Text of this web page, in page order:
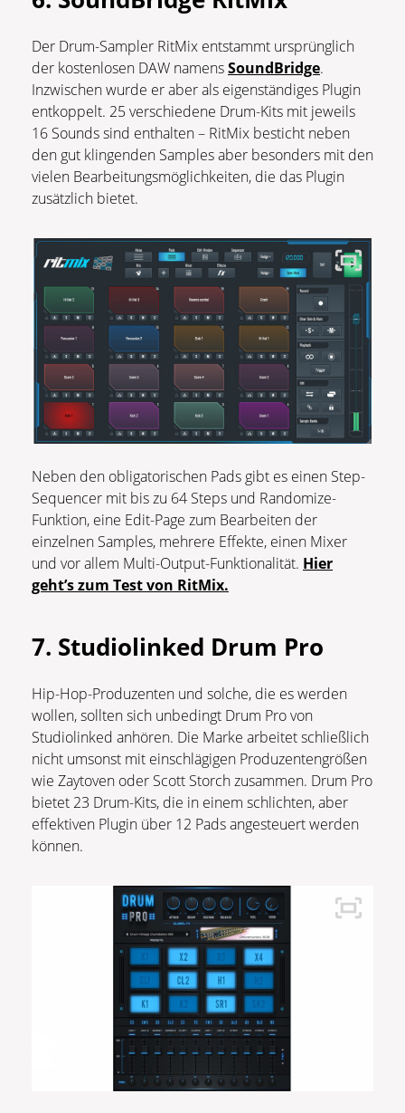
Der Drum-Sampler RitMix entstammt ursprünglich
der kostenlosen DAW namensSoundBridge.
Inzwischen wurde er aber als eigenständiges Plugin
entkoppelt. 25 verschiedene Drum-Kits mit jeweils
16 Sounds sind enthalten – RitMix besticht neben
den gut klingenden Samples aber besonders mit den
vielen Bearbeitungsmöglichkeiten, die das Plugin
zusätzlich bietet.
Neben den obligatorischen Pads gibt es einen Step-
Sequencer mit bis zu 64 Steps und Randomize-
Funktion, eine Edit-Page zum Bearbeiten der
einzelnen Samples, mehrere Effekte, einen Mixer
und vor allem Multi-Output-Funktionalität. Hier
geht’s zum Test von RitMix.
7. Studiolinked Drum Pro
Hip-Hop-Produzenten und solche, die es werden
wollen, sollten sich unbedingt Drum Pro von
Studiolinked anhören. Die Marke arbeitet schließlich
nicht umsonst mit einschlägigen Produzentengrößen
wie Zaytoven oder Scott Storch zusammen. Drum Pro
bietet 23 Drum-Kits, die in einem schlichten, aber
effektiven Plugin über 12 Pads angesteuert werden
können.